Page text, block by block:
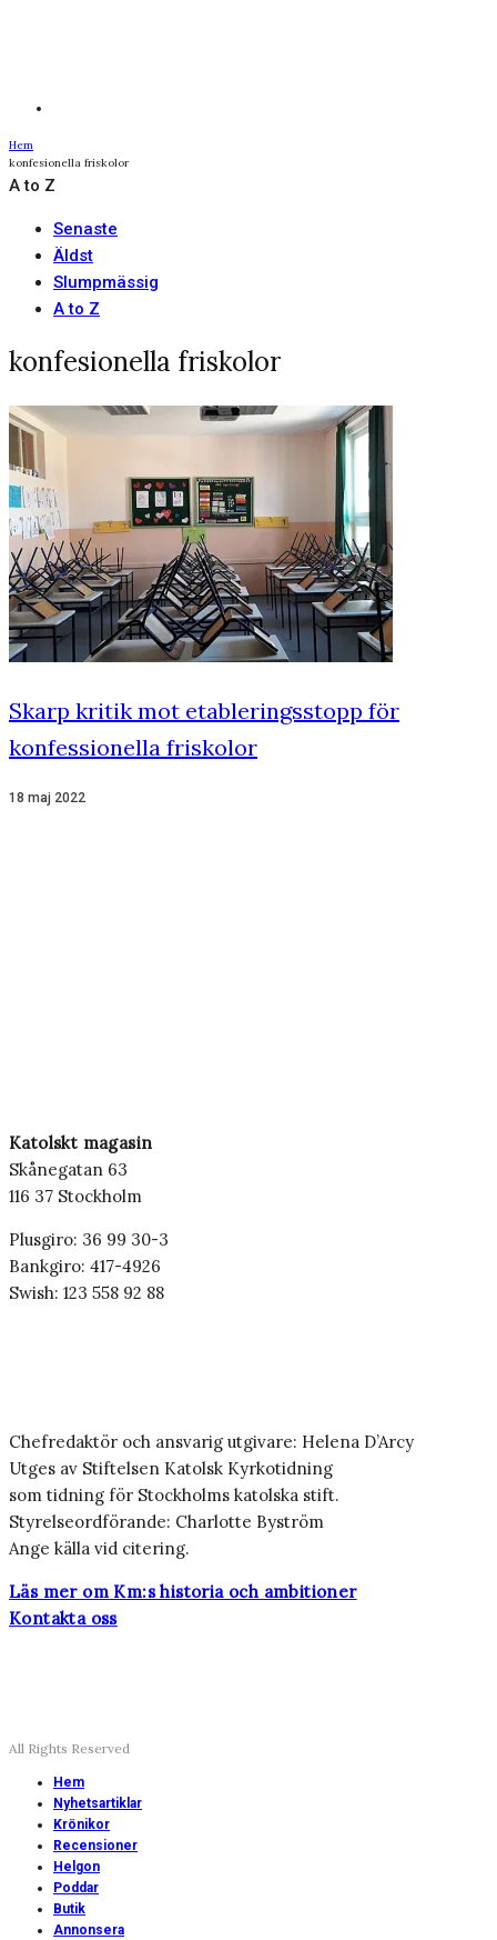
Hem
konfesionella friskolor
A to Z
Senaste
Äldst
Slumpmässig
A to Z
konfesionella friskolor
Skarp kritik mot etableringsstopp för
konfessionella friskolor
18 maj 2022
Katolskt magasin
Skånegatan 63
116 37 Stockholm
Plusgiro: 36 99 30-3
Bankgiro: 417-4926
Swish: 123 558 92 88
Chefredaktör och ansvarig utgivare: Helena D’Arcy
Utges av Stiftelsen Katolsk Kyrkotidning
som tidning för Stockholms katolska stift.
Styrelseordförande: Charlotte Byström
Ange källa vid citering.
Läs mer om Km:s historia och ambitioner
Kontakta oss
All Rights Reserved
Hem
Nyhetsartiklar
Krönikor
Recensioner
Helgon
Poddar
Butik
Annonsera